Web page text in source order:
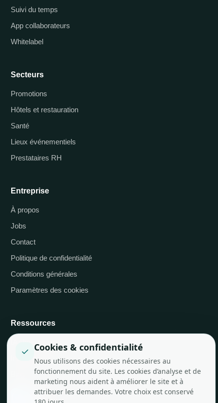
Suivi du temps
App collaborateurs
Whitelabel
Secteurs
Promotions
Hôtels et restauration
Santé
Lieux événementiels
Prestataires RH
Entreprise
À propos
Jobs
Contact
Politique de confidentialité
Conditions générales
Paramètres des cookies
Ressources
IA chez job.rocks
Intégrations API
✓ Cookies & confidentialité
Nous utilisons des cookies nécessaires au
fonctionnement du site. Les cookies d’analyse et de
marketing nous aident à améliorer le site et à
attribuer les demandes. Votre choix est conservé